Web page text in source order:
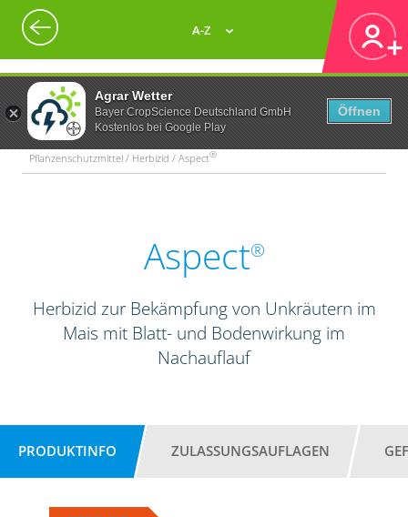
Agrar Wetter
Bayer CropScience Deutschland GmbH
Kostenlos bei Google Play
Öffnen
A-Z
Pflanzenschutzmittel / Herbizid / Aspect®
Aspect®
Herbizid zur Bekämpfung von Unkräutern im
Mais mit Blatt- und Bodenwirkung im
Nachauflauf
PRODUKTINFO ZULASSUNGSAUFLAGEN